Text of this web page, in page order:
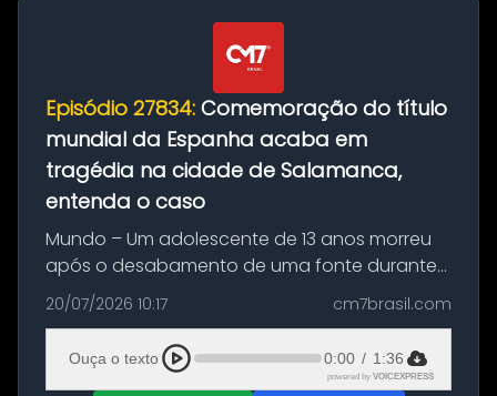
Episódio 27834: Comemoração do título
mundial da Espanha acaba em
tragédia na cidade de Salamanca,
entenda o caso
Mundo – Um adolescente de 13 anos morreu
após o desabamento de uma fonte durante
as comemorações pelo título da Copa do
Mundo conquistado pela Espanha, em
Ciudad Rodrigo, na província de Salamanca,
no...
20/07/2026 10:17 cm7brasil.com
Ouça o texto 0:00 / 1:36
powered by VOICEXPRESS